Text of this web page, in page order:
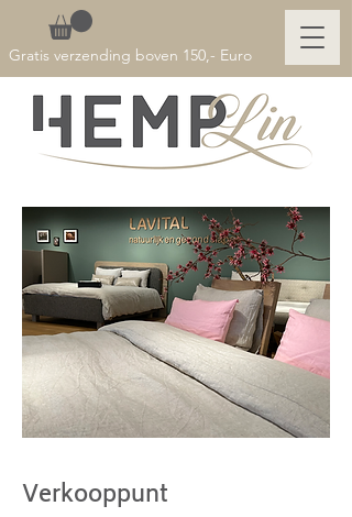
Gratis verzending boven 150,- Euro
Verkooppunt